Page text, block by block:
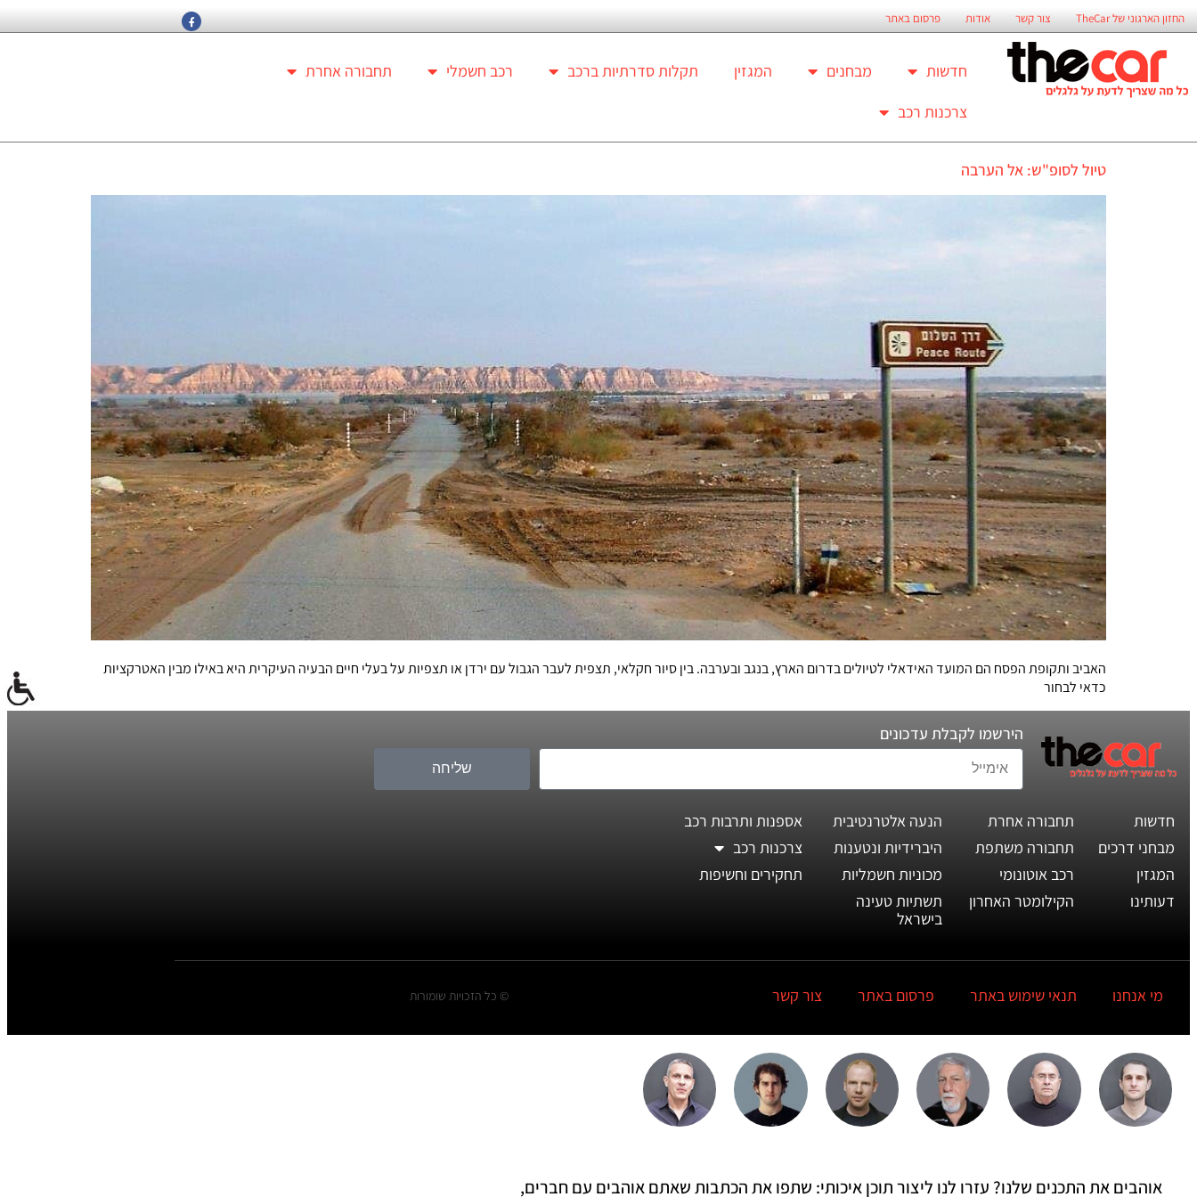
החזון הארגוני של TheCar צור קשר אודות פרסום באתר
חדשות מבחנים המגזין תקלות סדרתיות ברכב רכב חשמלי
תחבורה אחרת
צרכנות רכב
טיול לסופ"ש: אל הערבה
האביב ותקופת הפסח הם המועד האידאלי לטיולים בדרום הארץ, בנגב ובערבה. בין סיור חקלאי, תצפית לעבר הגבול עם ירדן או תצפיות על בעלי חיים הבעיה העיקרית היא באילו מבין האטרקציות
כדאי לבחור
הירשמו לקבלת עדכונים
שליחה
חדשות
מבחני דרכים
המגזין
דעותינו
תחבורה אחרת
תחבורה משתפת
רכב אוטונומי
הקילומטר האחרון
הנעה אלטרנטיבית
היברידיות ונטענות
מכוניות חשמליות
תשתיות טעינה
בישראל
אספנות ותרבות רכב
צרכנות רכב
תחקירים וחשיפות
מי אנחנו תנאי שימוש באתר פרסום באתר צור קשר © כל הזכויות שומורות
אוהבים את התכנים שלנו? עזרו לנו ליצור תוכן איכותי: שתפו את הכתבות שאתם אוהבים עם חברים,